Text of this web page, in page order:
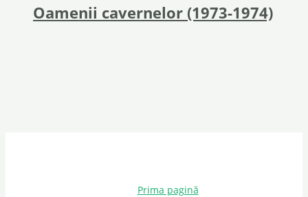
Oamenii cavernelor (1973-1974)
Prima pagină